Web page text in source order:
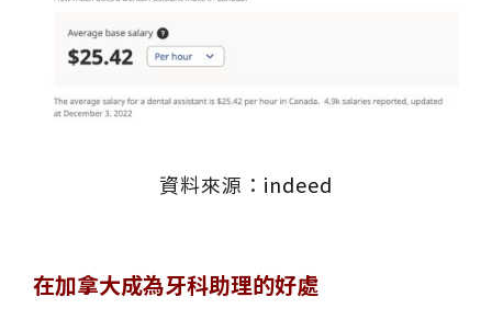
資料來源： indeed
在加拿大成為牙科助理的好處